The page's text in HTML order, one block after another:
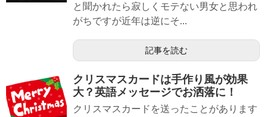
と聞かれたら寂しくモテない男女と思われ
がちですが近年は逆にそ...
記事を読む
クリスマスカードは手作り風が効果
大？英語メッセージでお洒落に！
クリスマスカードを送ったことがあります